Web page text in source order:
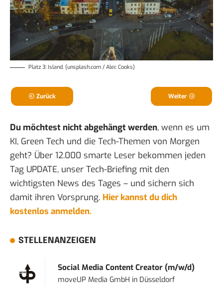
Platz 3: Island. (unsplash.com / Alec Cooks)
Zurück Weiter
Du möchtest nicht abgehängt werden, wenn es um
KI, Green Tech und die Tech-Themen von Morgen
geht? Über 12.000 smarte Leser bekommen jeden
Tag UPDATE, unser Tech-Briefing mit den
wichtigsten News des Tages – und sichern sich
damit ihren Vorsprung. Hier kannst du dich
kostenlos anmelden.
STELLENANZEIGEN
Social Media Content Creator (m/w/d)
moveUP Media GmbH in Düsseldorf